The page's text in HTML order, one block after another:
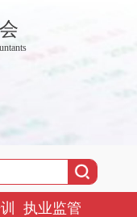
执业监管